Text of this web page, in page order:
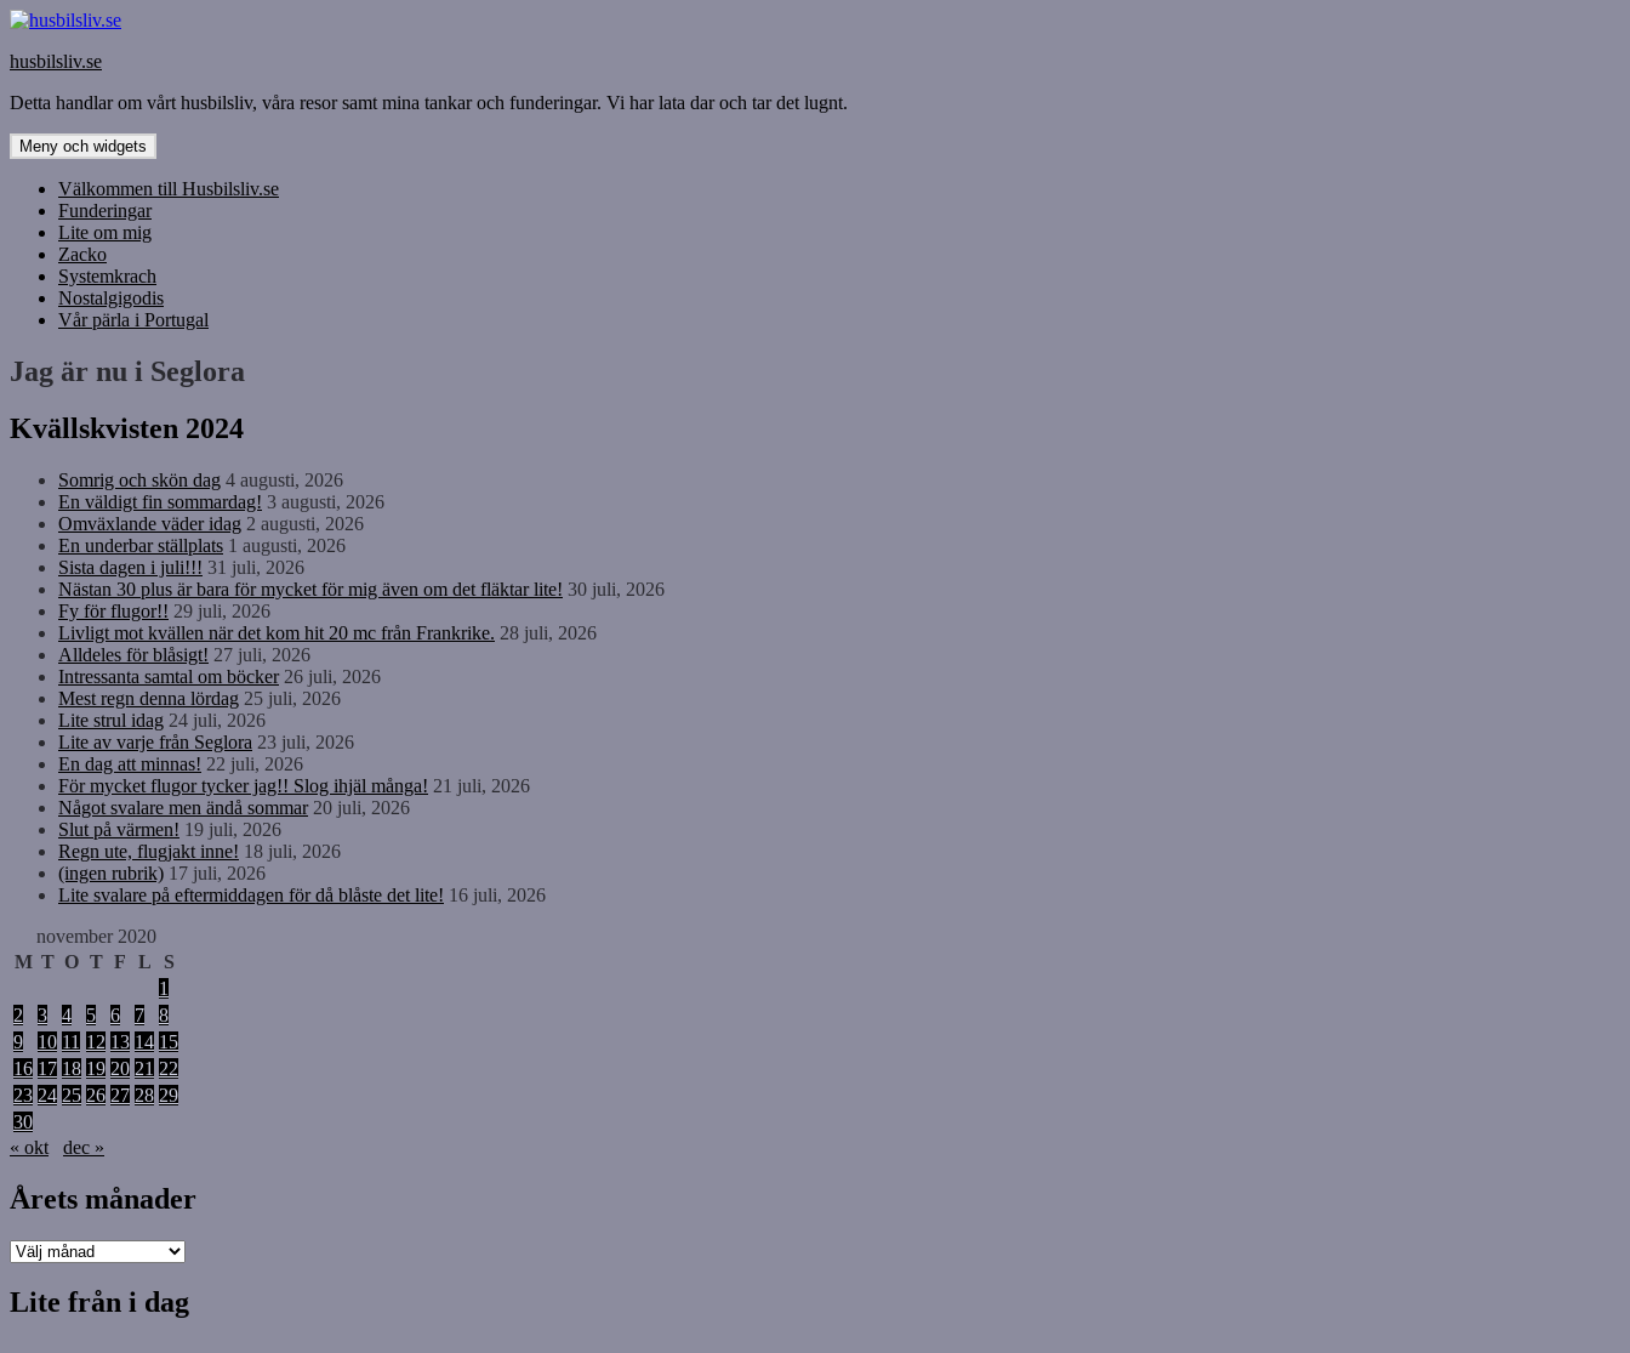
Hoppa
innehåll
husbilsliv.se
Detta handlar om vårt husbilsliv, våra resor samt mina tankar och funderingar. Vi har lata dar och tar det lugnt.
Meny och widgets
Välkommen till Husbilsliv.se
Funderingar
Lite om mig
Zacko
Systemkrach
Nostalgigodis
Vår pärla i Portugal
Jag är nu i Seglora
Kvällskvisten 2024
Somrig och skön dag 4 augusti, 2026
En väldigt fin sommardag! 3 augusti, 2026
Omväxlande väder idag 2 augusti, 2026
En underbar ställplats 1 augusti, 2026
Sista dagen i juli!!! 31 juli, 2026
Nästan 30 plus är bara för mycket för mig även om det fläktar lite! 30 juli, 2026
Fy för flugor!! 29 juli, 2026
Livligt mot kvällen när det kom hit 20 mc från Frankrike. 28 juli, 2026
Alldeles för blåsigt! 27 juli, 2026
Intressanta samtal om böcker 26 juli, 2026
Mest regn denna lördag 25 juli, 2026
Lite strul idag 24 juli, 2026
Lite av varje från Seglora 23 juli, 2026
En dag att minnas! 22 juli, 2026
För mycket flugor tycker jag!! Slog ihjäl många! 21 juli, 2026
Något svalare men ändå sommar 20 juli, 2026
Slut på värmen! 19 juli, 2026
Regn ute, flugjakt inne! 18 juli, 2026
(ingen rubrik) 17 juli, 2026
Lite svalare på eftermiddagen för då blåste det lite! 16 juli, 2026
november 2020
M T O T F L
S
1
2
3 4 5 6 7
8
9
10 11 12 13 14 15
16 17 18 19 20 21 22
23 24 25 26 27 28 29
30
« okt
dec »
Årets månader
Årets
Lite från i dag